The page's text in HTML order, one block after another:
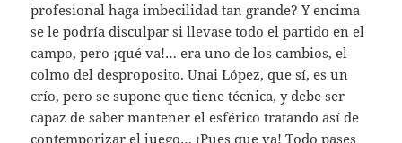
profesional haga imbecilidad tan grande? Y encima
se le podría disculpar si llevase todo el partido en el
campo, pero ¡qué va!… era uno de los cambios, el
colmo del desproposito. Unai López, que sí, es un
crío, pero se supone que tiene técnica, y debe ser
capaz de saber mantener el esférico tratando así de
contemporizar el juego… ¡Pues que va! Todo pases